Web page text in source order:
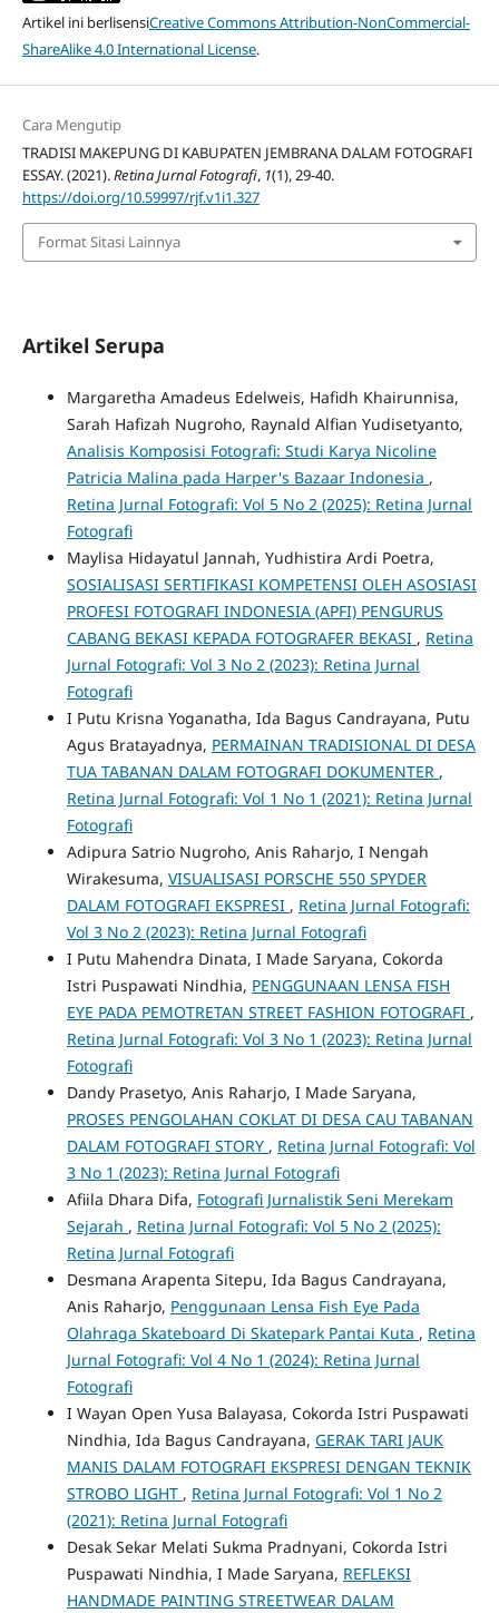
Artikel ini berlisensiCreative Commons Attribution-NonCommercial-
ShareAlike 4.0 International License.
Cara Mengutip
TRADISI MAKEPUNG DI KABUPATEN JEMBRANA DALAM FOTOGRAFI
ESSAY. (2021).Retina Jurnal Fotografi, 1(1), 29-40.
https://doi.org/10.59997/rjf.v1i1.327
Format Sitasi Lainnya
Artikel Serupa
Margaretha Amadeus Edelweis, Hafidh Khairunnisa,
Sarah Hafizah Nugroho, Raynald Alfian Yudisetyanto,
Analisis Komposisi Fotografi: Studi Karya Nicoline
Patricia Malina pada Harper's Bazaar Indonesia ,
Retina Jurnal Fotografi: Vol 5 No 2 (2025): Retina Jurnal
Fotografi
Maylisa Hidayatul Jannah, Yudhistira Ardi Poetra,
SOSIALISASI SERTIFIKASI KOMPETENSI OLEH ASOSIASI
PROFESI FOTOGRAFI INDONESIA (APFI) PENGURUS
CABANG BEKASI KEPADA FOTOGRAFER BEKASI , Retina
Jurnal Fotografi: Vol 3 No 2 (2023): Retina Jurnal
Fotografi
I Putu Krisna Yoganatha, Ida Bagus Candrayana, Putu
Agus Bratayadnya, PERMAINAN TRADISIONAL DI DESA
TUA TABANAN DALAM FOTOGRAFI DOKUMENTER ,
Retina Jurnal Fotografi: Vol 1 No 1 (2021): Retina Jurnal
Fotografi
Adipura Satrio Nugroho, Anis Raharjo, I Nengah
Wirakesuma, VISUALISASI PORSCHE 550 SPYDER
DALAM FOTOGRAFI EKSPRESI , Retina Jurnal Fotografi:
Vol 3 No 2 (2023): Retina Jurnal Fotografi
I Putu Mahendra Dinata, I Made Saryana, Cokorda
Istri Puspawati Nindhia, PENGGUNAAN LENSA FISH
EYE PADA PEMOTRETAN STREET FASHION FOTOGRAFI ,
Retina Jurnal Fotografi: Vol 3 No 1 (2023): Retina Jurnal
Fotografi
Dandy Prasetyo, Anis Raharjo, I Made Saryana,
PROSES PENGOLAHAN COKLAT DI DESA CAU TABANAN
DALAM FOTOGRAFI STORY , Retina Jurnal Fotografi: Vol
3 No 1 (2023): Retina Jurnal Fotografi
Afiila Dhara Difa, Fotografi Jurnalistik Seni Merekam
Sejarah , Retina Jurnal Fotografi: Vol 5 No 2 (2025):
Retina Jurnal Fotografi
Desmana Arapenta Sitepu, Ida Bagus Candrayana,
Anis Raharjo, Penggunaan Lensa Fish Eye Pada
Olahraga Skateboard Di Skatepark Pantai Kuta , Retina
Jurnal Fotografi: Vol 4 No 1 (2024): Retina Jurnal
Fotografi
I Wayan Open Yusa Balayasa, Cokorda Istri Puspawati
Nindhia, Ida Bagus Candrayana, GERAK TARI JAUK
MANIS DALAM FOTOGRAFI EKSPRESI DENGAN TEKNIK
STROBO LIGHT , Retina Jurnal Fotografi: Vol 1 No 2
(2021): Retina Jurnal Fotografi
Desak Sekar Melati Sukma Pradnyani, Cokorda Istri
Puspawati Nindhia, I Made Saryana, REFLEKSI
HANDMADE PAINTING STREETWEAR DALAM